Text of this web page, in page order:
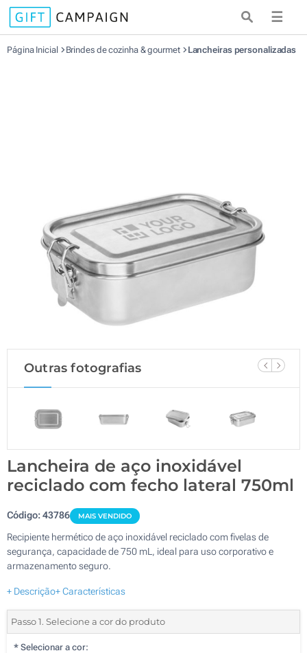
☰
Página Inicial Brindes de cozinha & gourmet Lancheiras personalizadas
Outras fotografias
Lancheira de aço inoxidável
reciclado com fecho lateral 750ml
Código:43786 MAIS VENDIDO
Recipiente hermético de aço inoxidável reciclado com fivelas de
segurança, capacidade de 750 mL, ideal para uso corporativo e
armazenamento seguro.
+ Descrição+ Características
Passo 1. Selecione a cor do produto
* Selecionar a cor: